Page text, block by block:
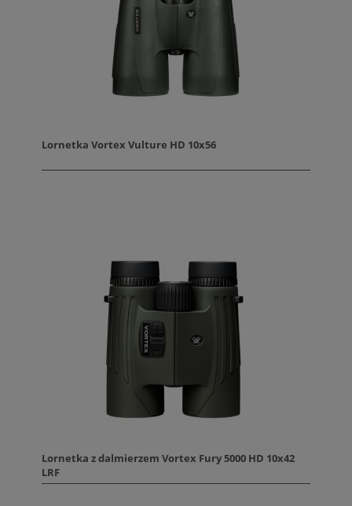
Lornetka Vortex Vulture HD 10x56
Lornetka z dalmierzem Vortex Fury 5000 HD 10x42
LRF